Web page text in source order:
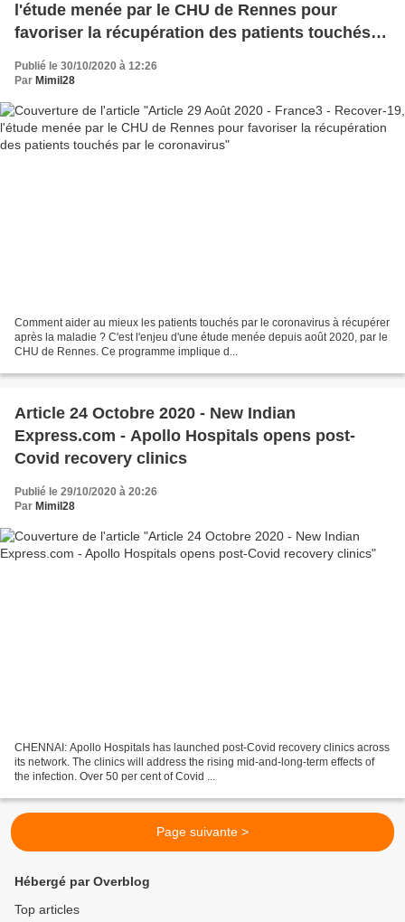
l'étude menée par le CHU de Rennes pour
favoriser la récupération des patients touchés
par le coronavirus
Publié le 30/10/2020 à 12:26
Par Mimil28
Comment aider au mieux les patients touchés par le coronavirus à récupérer
après la maladie ? C'est l'enjeu d'une étude menée depuis août 2020, par le
CHU de Rennes. Ce programme implique d...
Article 24 Octobre 2020 - New Indian
Express.com - Apollo Hospitals opens post-
Covid recovery clinics
Publié le 29/10/2020 à 20:26
Par Mimil28
CHENNAI: Apollo Hospitals has launched post-Covid recovery clinics across
its network. The clinics will address the rising mid-and-long-term effects of
the infection. Over 50 per cent of Covid ...
Page suivante >
Hébergé par Overblog
Top articles